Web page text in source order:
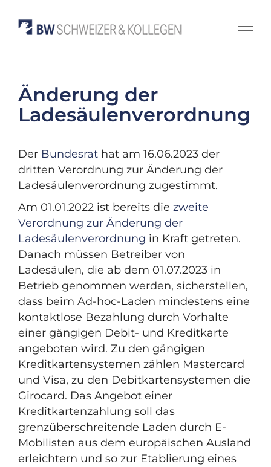
Inhalt
Änderung der
Ladesäulenverordnung
Der Bundesrat hat am 16.06.2023 der
dritten Verordnung zur Änderung der
Ladesäulenverordnung zugestimmt.
Am 01.01.2022 ist bereits die zweite
Verordnung zur Änderung der
Ladesäulenverordnung in Kraft getreten.
Danach müssen Betreiber von
Ladesäulen, die ab dem 01.07.2023 in
Betrieb genommen werden, sicherstellen,
dass beim Ad-hoc-Laden mindestens eine
kontaktlose Bezahlung durch Vorhalte
einer gängigen Debit- und Kreditkarte
angeboten wird. Zu den gängigen
Kreditkartensystemen zählen Mastercard
und Visa, zu den Debitkartensystemen die
Girocard. Das Angebot einer
Kreditkartenzahlung soll das
grenzüberschreitende Laden durch E-
Mobilisten aus dem europäischen Ausland
erleichtern und so zur Etablierung eines